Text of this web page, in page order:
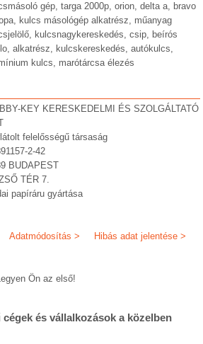
gép, targa 2000p, orion, delta a, bravo
kulcs másológép alkatrész, műanyag
kulcsnagykereskedés, csip, beírós
alkatrész, kulcskereskedés, autókulcs,
kulcs, marótárcsa élezés
KEY KERESKEDELMI ÉS SZOLGÁLTATÓ
felelősségű társaság
2-42
BUDAPEST
TÉR 7.
papíráru gyártása
Hibás adat jelentése >
Adatmódosítás >
Ön az első!
és vállalkozások a közelben